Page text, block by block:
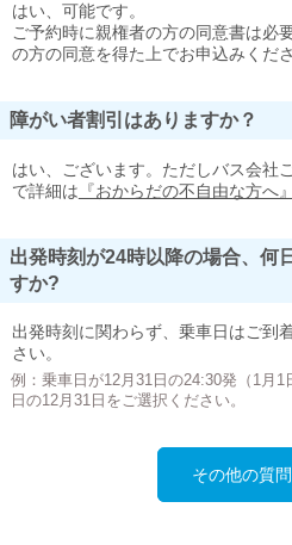
はい、可能です。
ご予約時に親権者の方の同意書は必
の方の同意を得た上でお申込みくださ
障がい者割引はありますか？
はい、ございます。ただしバス会社
で詳細は 『おからだの不自由な方へ』
出発時刻が24時以降の場合、何
すか?
出発時刻に関わらず、乗車日はご到
さい。
例：乗車日が12月31日の24:30発（1月
日の12月31日をご選択ください。
その他の質